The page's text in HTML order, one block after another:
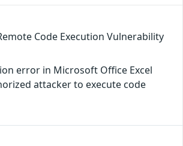
Code Execution Vulnerability
error in Microsoft Office Excel
attacker to execute code